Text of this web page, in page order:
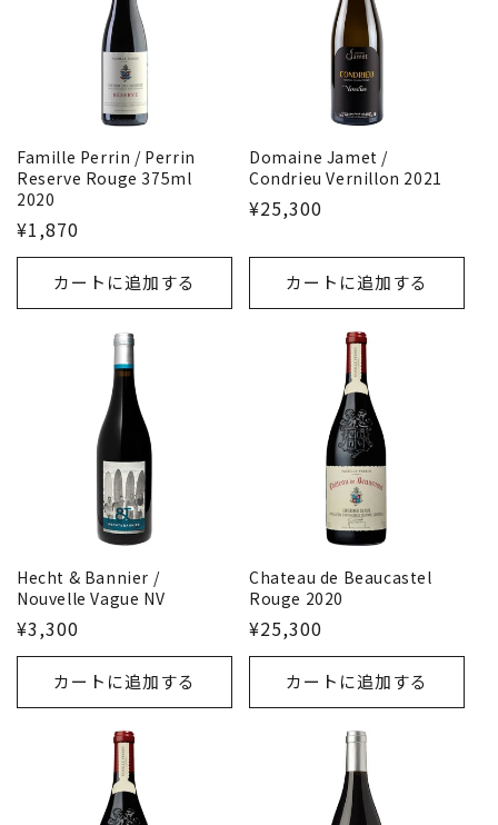
Famille Perrin / Perrin
Reserve Rouge 375ml
2020
¥1,870
カートに追加する
Domaine Jamet /
Condrieu Vernillon 2021
¥25,300
カートに追加する
Hecht & Bannier /
Nouvelle Vague NV
¥3,300
カートに追加する
Chateau de Beaucastel
Rouge 2020
¥25,300
カートに追加する